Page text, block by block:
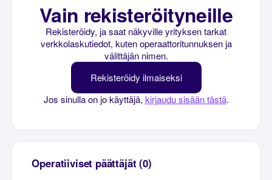
Vain rekisteröityneille
Rekisteröidy, ja saat näkyville yrityksen tarkat
verkkolaskutiedot, kuten operaattoritunnuksen ja
välittäjän nimen.
Rekisteröidy ilmaiseksi
Jos sinulla on jo käyttäjä, kirjaudu sisään tästä.
Operatiiviset päättäjät (0)